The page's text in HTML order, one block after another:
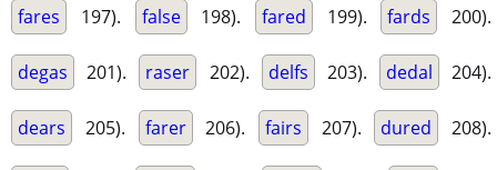
fares 197). false 198). fared 199). fards 200).
degas 201). raser 202). delfs 203). dedal 204).
dears 205). farer 206). fairs 207). dured 208).